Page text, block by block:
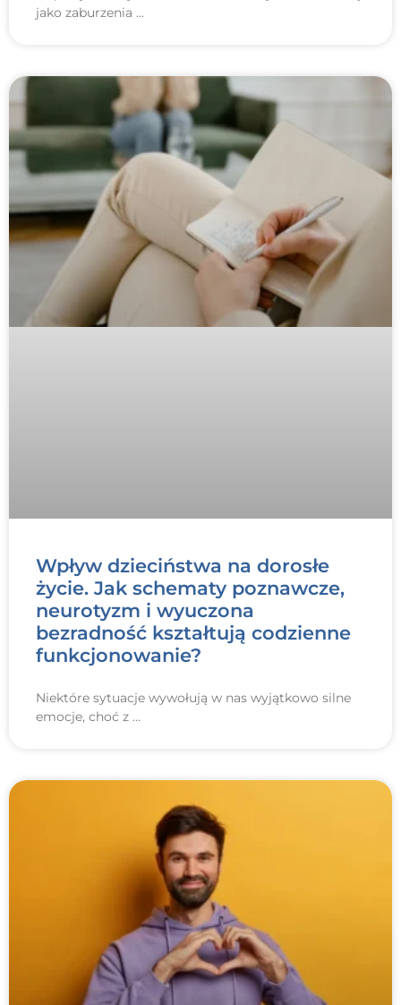
jako zaburzenia
Wpływ dzieciństwa na dorosłe
życie. Jak schematy poznawcze,
neurotyzm i wyuczona
bezradność kształtują codzienne
funkcjonowanie?
Niektóre sytuacje wywołują w nas wyjątkowo silne
emocje, choć z